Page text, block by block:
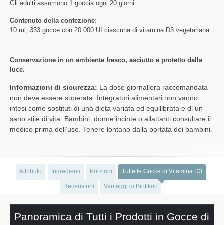
Gli adulti assumono 1 goccia ogni 20 giorni.
Contenuto della confezione:
10 ml, 333 gocce con 20.000 UI ciascuna di vitamina D3 vegetariana
Conservazione in un ambiente fresco, asciutto e protetto dalla
luce.
Informazioni di sicurezza: La dose giornaliera raccomandata
non deve essere superata. Integratori alimentari non vanno
intesi come sostituti di una dieta variata ed equilibrata e di un
sano stile di vita. Bambini, donne incinte o allattanti consultare il
medico prima dell‘uso. Tenere lontano dalla portata dei bambini.
Attributo Ingredienti Porzioni Tutte le Gocce di Vitamina D3
Recensioni Vantaggi di Biotikon
Panoramica di Tutti i Prodotti in Gocce di